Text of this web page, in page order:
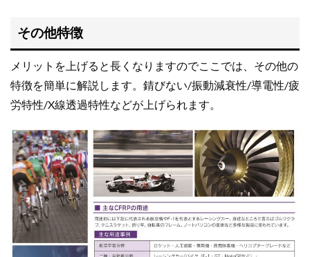
その他特徴
メリットを上げると長くなりますのでここでは、その他の
特徴を簡単に解説します。錆びない/振動減衰性/導電性/疲
労特性/X線透過特性などが上げられます。